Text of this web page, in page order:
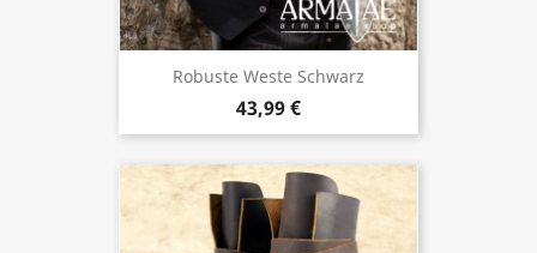
Robuste Weste Schwarz
43,99 €